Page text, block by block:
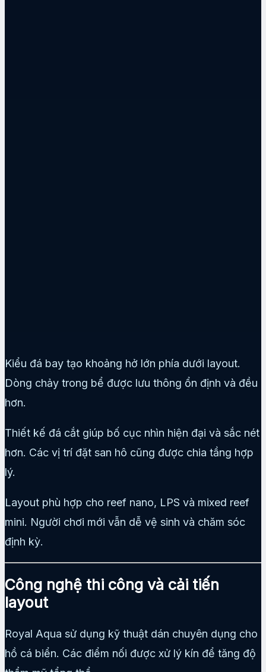
Kiểu đá bay tạo khoảng hở lớn phía dưới layout.
Dòng chảy trong bể được lưu thông ổn định và đều
hơn.
Thiết kế đá cắt giúp bố cục nhìn hiện đại và sắc nét
hơn. Các vị trí đặt san hô cũng được chia tầng hợp
lý.
Layout phù hợp cho reef nano, LPS và mixed reef
mini. Người chơi mới vẫn dễ vệ sinh và chăm sóc
định kỳ.
Công nghệ thi công và cải tiến
layout
Royal Aqua sử dụng kỹ thuật dán chuyên dụng cho
hồ cá biển. Các điểm nối được xử lý kín để tăng độ